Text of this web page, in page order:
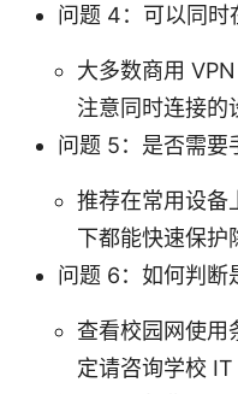
问题 4：可以同时
大多数商用
注意同时连接的
问题 5：是否需要
推荐在常用设备
下都能快速保护
问题 6：如何判断
查看校园网使用
定请咨询学校 IT